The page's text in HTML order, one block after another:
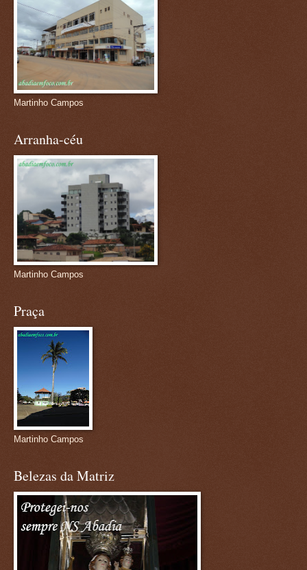
Martinho Campos
Arranha-céu
Martinho Campos
Praça
Martinho Campos
Belezas da Matriz